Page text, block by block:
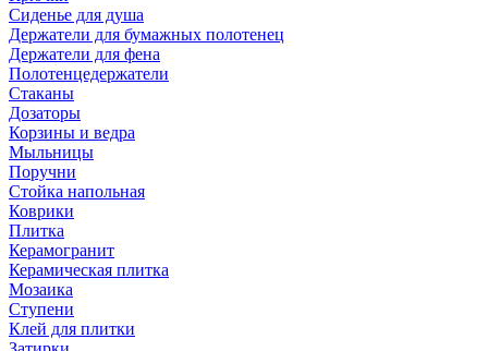
Сиденье для душа
Держатели для бумажных полотенец
Держатели для фена
Полотенцедержатели
Стаканы
Дозаторы
Корзины и ведра
Мыльницы
Поручни
Стойка напольная
Коврики
Плитка
Керамогранит
Керамическая плитка
Мозаика
Ступени
Клей для плитки